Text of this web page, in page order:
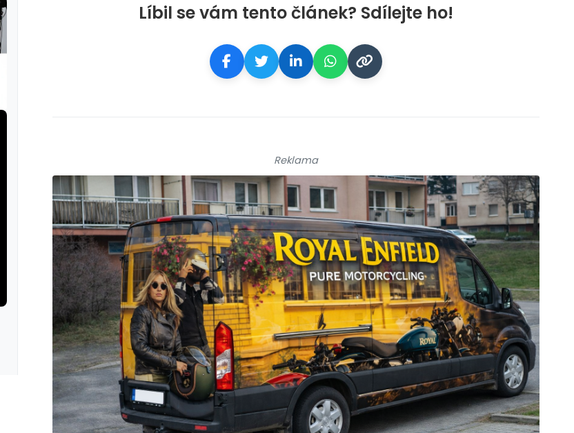
galerie: iva test galerie: iva test
Líbil se vám tento článek? Sdílejte ho!
Reklama